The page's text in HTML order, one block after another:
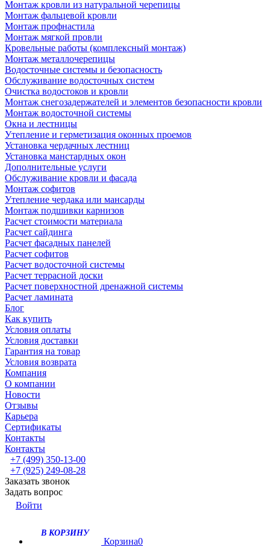
Монтаж кровли из натуральной черепицы
Монтаж фальцевой кровли
Монтаж профнастила
Монтаж мягкой провли
Кровельные работы (комплексный монтаж)
Монтаж металлочерепицы
Водосточные системы и безопасность
Обслуживание водосточных систем
Очистка водостоков и кровли
Монтаж снегозадержателей и элементов безопасности кровли
Монтаж водосточной системы
Окна и лестницы
Утепление и герметизация оконных проемов
Установка чердачных лестниц
Установка манстардных окон
Дополнительные услуги
Обслуживание кровли и фасада
Монтаж софитов
Утепление чердака или мансарды
Монтаж подшивки карнизов
Расчет стоимости материала
Расчет сайдинга
Расчет фасадных панелей
Расчет софитов
Расчет водосточной системы
Расчет террасной доски
Расчет поверхностной дренажной системы
Расчет ламината
Блог
Как купить
Условия оплаты
Условия доставки
Гарантия на товар
Условия возврата
Компания
О компании
Новости
Отзывы
Карьера
Сертификаты
Контакты
Контакты
+7 (499) 350-13-00
+7 (925) 249-08-28
Заказать звонок
Задать вопрос
Войти
В КОРЗИНУ
Корзина0